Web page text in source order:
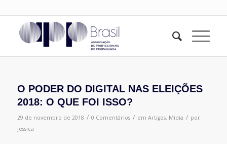
O PODER DO DIGITAL NAS ELEIÇÕES
2018: O QUE FOI ISSO?
29 de novembro de 2018 / 0 Comentários / em Artigos, Mídia / por
Jessica